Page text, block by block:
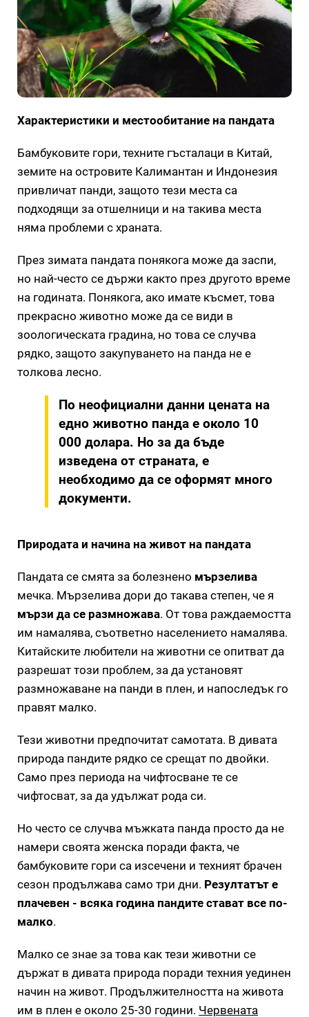
Характеристики и местообитание на пандата
Бамбуковите гори, техните гъсталаци в Китай,
земите на островите Калимантан и Индонезия
привличат панди, защото тези места са
подходящи за отшелници и на такива места
няма проблеми с храната.
През зимата пандата понякога може да заспи,
но най-често се държи както през другото време
на годината. Понякога, ако имате късмет, това
прекрасно животно може да се види в
зоологическата градина, но това се случва
рядко, защото закупуването на панда не е
толкова лесно.
По неофициални данни цената на
едно животно панда е около 10
000 долара. Но за да бъде
изведена от страната, е
необходимо да се оформят много
документи.
Природата и начина на живот на пандата
Пандата се смята за болезнено мързелива
мечка. Мързелива дори до такава степен, че я
мързи да се размножава. От това раждаемостта
им намалява, съответно населението намалява.
Китайските любители на животни се опитват да
разрешат този проблем, за да установят
размножаване на панди в плен, и напоследък го
правят малко.
Тези животни предпочитат самотата. В дивата
природа пандите рядко се срещат по двойки.
Само през периода на чифтосване те се
чифтосват, за да удължат рода си.
Но често се случва мъжката панда просто да не
намери своята женска поради факта, че
бамбуковите гори са изсечени и техният брачен
сезон продължава само три дни. Резултатът е
плачевен - всяка година пандите стават все по-
малко.
Малко се знае за това как тези животни се
държат в дивата природа поради техния уединен
начин на живот. Продължителността на живота
им в плен е около 25-30 години. Червената